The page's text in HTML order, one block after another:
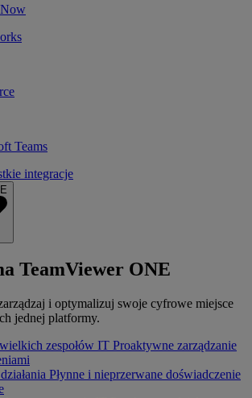
Teams
integracje
TeamViewer ONE
i optymalizuj swoje cyfrowe miejsce
jednej platformy.
zespołów IT Proaktywne zarządzanie
Płynne i nieprzerwane doświadczenie